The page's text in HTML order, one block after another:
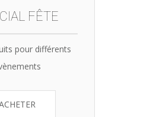
FÊTE
pour différents